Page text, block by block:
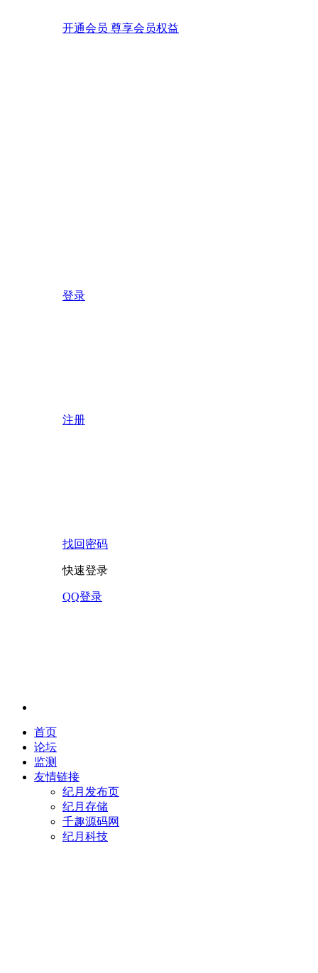
开通会员 尊享会员权益
登录
注册
找回密码
快速登录
QQ登录
首页
论坛
监测
友情链接
纪月发布页
纪月存储
千趣源码网
纪月科技